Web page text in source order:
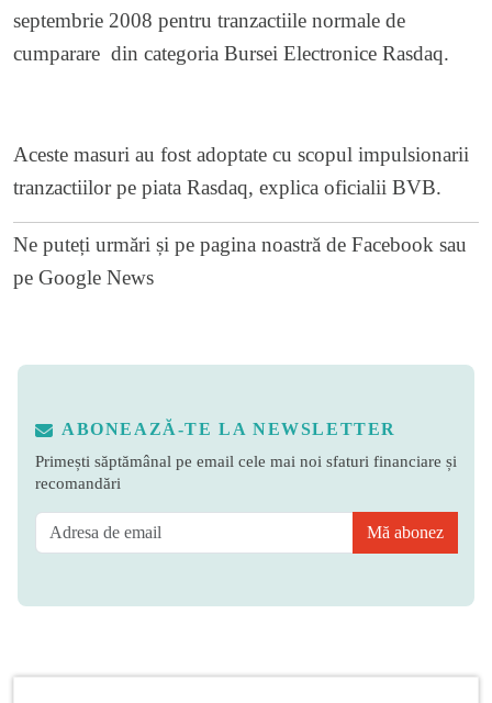
septembrie 2008 pentru tranzactiile normale de
cumparare din categoria Bursei Electronice Rasdaq.
Aceste masuri au fost adoptate cu scopul impulsionarii
tranzactiilor pe piata Rasdaq, explica oficialii BVB.
Ne puteți urmări și pe pagina noastră de Facebook sau
pe Google News
ABONEAZĂ-TE LA NEWSLETTER
Primești săptămânal pe email cele mai noi sfaturi financiare și
recomandări
Mă abonez